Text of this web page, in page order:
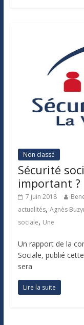
Non classé
Sécurité
important ?
7 juin 2018
actualités, Agnès
sociale, Une
Un rapport de la
Sociale, publié
sera
Lire la suite